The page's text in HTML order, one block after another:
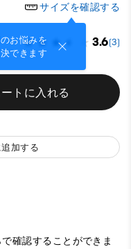
サイズを確認する
お悩みを
できます
3.6(3)
トに入れる
加する
確認することができま